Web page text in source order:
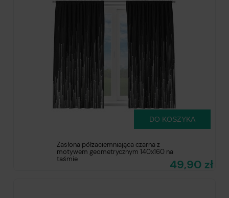
Zasłona półzaciemniająca czarna z
motywem geometrycznym 140x160 na
taśmie
49,90 zł
DO KOSZYKA